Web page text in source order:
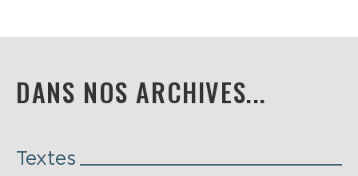
DANS NOS ARCHIVES...
Textes